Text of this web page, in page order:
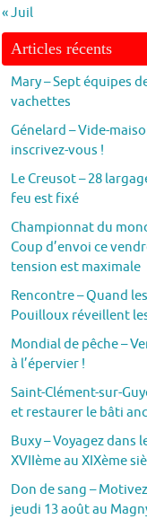
« Juil
Articles récents
Mary – Sept équipes
vachettes
Génelard – Vide-
inscrivez-vous !
Le Creusot – 28
feu est fixé
Championnat du
Coup d’envoi ce
tension est maximale
Rencontre – Quand
Pouilloux réveillent
Mondial de pêche –
à l’épervier !
Saint-Clément-sur-
et restaurer le bâti
Buxy – Voyagez dans
XVIIème au XIXème
Don de sang –
jeudi 13 août au